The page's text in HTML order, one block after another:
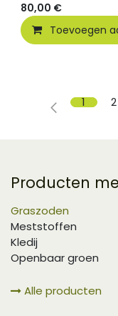
80,00 €
Toevoegen
1 2
Producten
Graszoden
Meststoffen
Kledij
Openbaar groen
Alle producten